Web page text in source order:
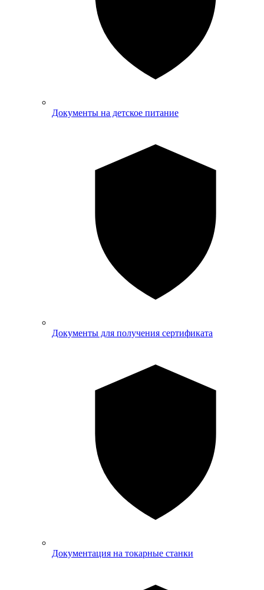
Документы на детское питание
Документы для получения сертификата
Документация на токарные станки